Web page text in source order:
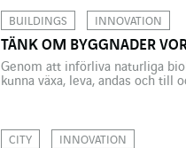
BUILDINGS INNOVATION
TÄNK OM BYGGNADER
Genom att införliva naturliga
kunna växa, leva, andas och till
CITY INNOVATION